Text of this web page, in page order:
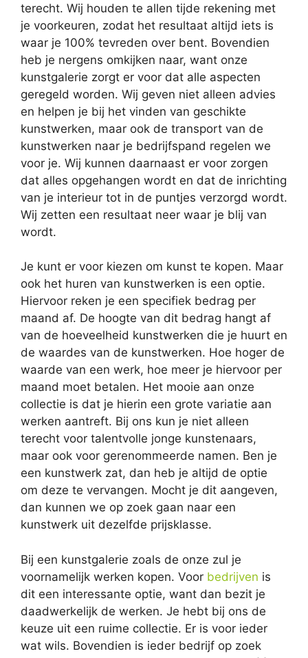
terecht. Wij houden te allen tijde rekening met
je voorkeuren, zodat het resultaat altijd iets is
waar je 100% tevreden over bent. Bovendien
heb je nergens omkijken naar, want onze
kunstgalerie zorgt er voor dat alle aspecten
geregeld worden. Wij geven niet alleen advies
en helpen je bij het vinden van geschikte
kunstwerken, maar ook de transport van de
kunstwerken naar je bedrijfspand regelen we
voor je. Wij kunnen daarnaast er voor zorgen
dat alles opgehangen wordt en dat de inrichting
van je interieur tot in de puntjes verzorgd wordt.
Wij zetten een resultaat neer waar je blij van
wordt.
Je kunt er voor kiezen om kunst te kopen. Maar
ook het huren van kunstwerken is een optie.
Hiervoor reken je een specifiek bedrag per
maand af. De hoogte van dit bedrag hangt af
van de hoeveelheid kunstwerken die je huurt en
de waardes van de kunstwerken. Hoe hoger de
waarde van een werk, hoe meer je hiervoor per
maand moet betalen. Het mooie aan onze
collectie is dat je hierin een grote variatie aan
werken aantreft. Bij ons kun je niet alleen
terecht voor talentvolle jonge kunstenaars,
maar ook voor gerenommeerde namen. Ben je
een kunstwerk zat, dan heb je altijd de optie
om deze te vervangen. Mocht je dit aangeven,
dan kunnen we op zoek gaan naar een
kunstwerk uit dezelfde prijsklasse.
Bij een kunstgalerie zoals de onze zul je
voornamelijk werken kopen. Voor bedrijven is
dit een interessante optie, want dan bezit je
daadwerkelijk de werken. Je hebt bij ons de
keuze uit een ruime collectie. Er is voor ieder
wat wils. Bovendien is ieder bedrijf op zoek